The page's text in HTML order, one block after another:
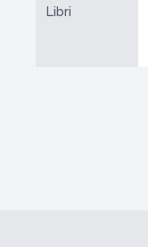
Libri